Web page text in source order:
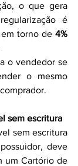
o que gera
é
torno de
o vendedor se
o mesmo
sem escritura
sem escritura
deve
um Cartório de